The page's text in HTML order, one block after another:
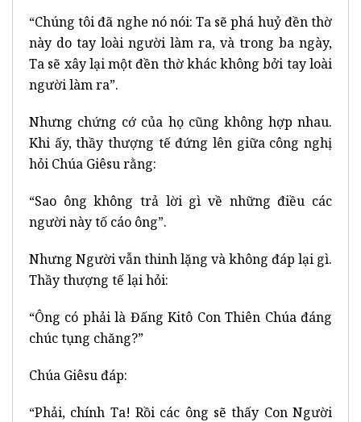
“Chúng tôi đã nghe nó nói: Ta sẽ phá huỷ đền thờ
này do tay loài người làm ra, và trong ba ngày,
Ta sẽ xây lại một đền thờ khác không bởi tay loài
người làm ra”.
Nhưng chứng cớ của họ cũng không hợp nhau.
Khi ấy, thầy thượng tế đứng lên giữa công nghị
hỏi Chúa Giêsu rằng:
“Sao ông không trả lời gì về những điều các
người này tố cáo ông”.
Nhưng Người vẫn thinh lặng và không đáp lại gì.
Thầy thượng tế lại hỏi:
“Ông có phải là Đấng Kitô Con Thiên Chúa đáng
chúc tụng chăng?”
Chúa Giêsu đáp:
“Phải, chính Ta! Rồi các ông sẽ thấy Con Người